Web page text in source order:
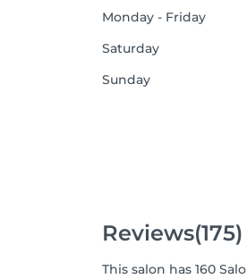
Monday - Friday
Saturday
Sunday
Reviews(175)
This salon has 160